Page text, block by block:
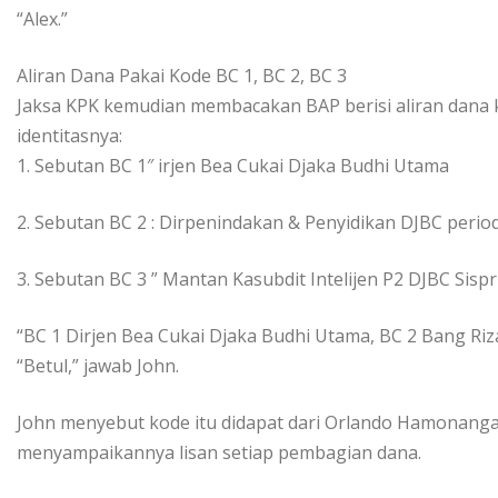
“Alex.”
Aliran Dana Pakai Kode BC 1, BC 2, BC 3
Jaksa KPK kemudian membacakan BAP berisi aliran
identitasnya:
1. Sebutan BC 1″ irjen Bea Cukai Djaka Budhi Utama
2. Sebutan BC 2 : Dirpenindakan & Penyidikan DJBC
3. Sebutan BC 3 ” Mantan Kasubdit Intelijen P2 DJBC
“BC 1 Dirjen Bea Cukai Djaka Budhi Utama, BC 2 Bang
“Betul,” jawab John.
John menyebut kode itu didapat dari Orlando
menyampaikannya lisan setiap pembagian dana.